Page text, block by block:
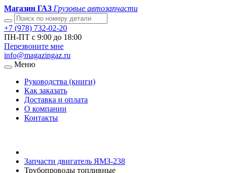
Магазин ГАЗ Грузовые автозапчасти
+7 (978) 732-02-20
ПН-ПТ с 9:00 до 18:00
Перезвоните мне
info@magazingaz.ru
Меню
Руководства (книги)
Как заказать
Доставка и оплата
О компании
Контакты
Запчасти двигатель ЯМЗ-238
Трубопроводы топливные